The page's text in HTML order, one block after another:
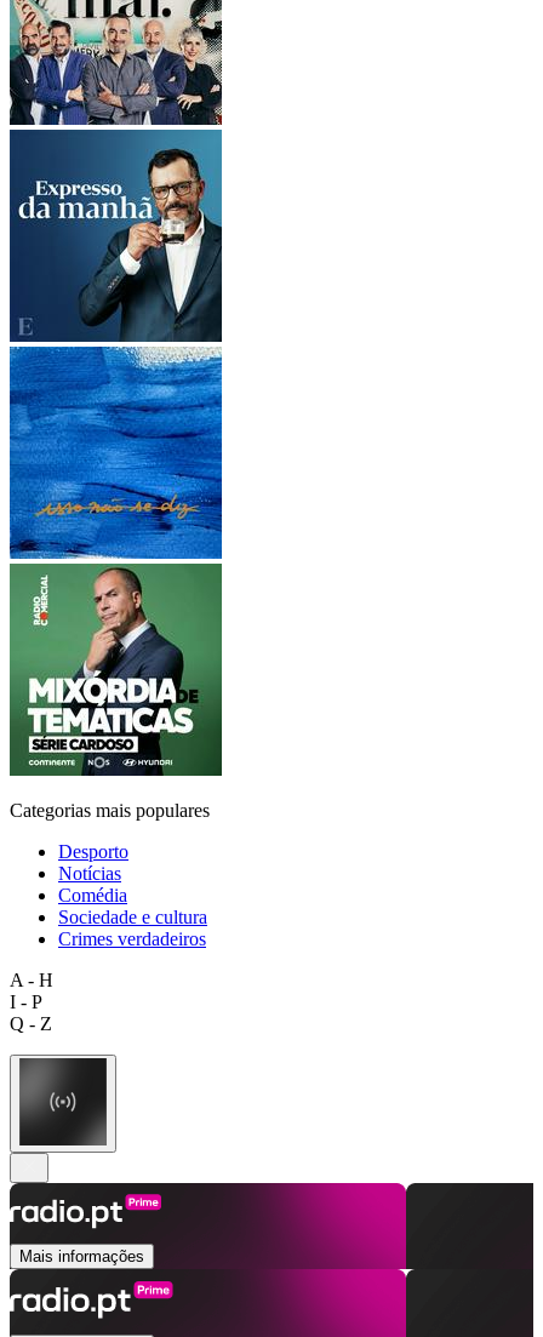
Categorias mais populares
Desporto
Notícias
Comédia
Sociedade e cultura
Crimes verdadeiros
A - H
I - P
Q - Z
Mais informações